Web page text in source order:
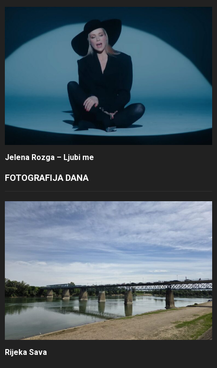
Jelena Rozga – Ljubi me
FOTOGRAFIJA DANA
Rijeka Sava